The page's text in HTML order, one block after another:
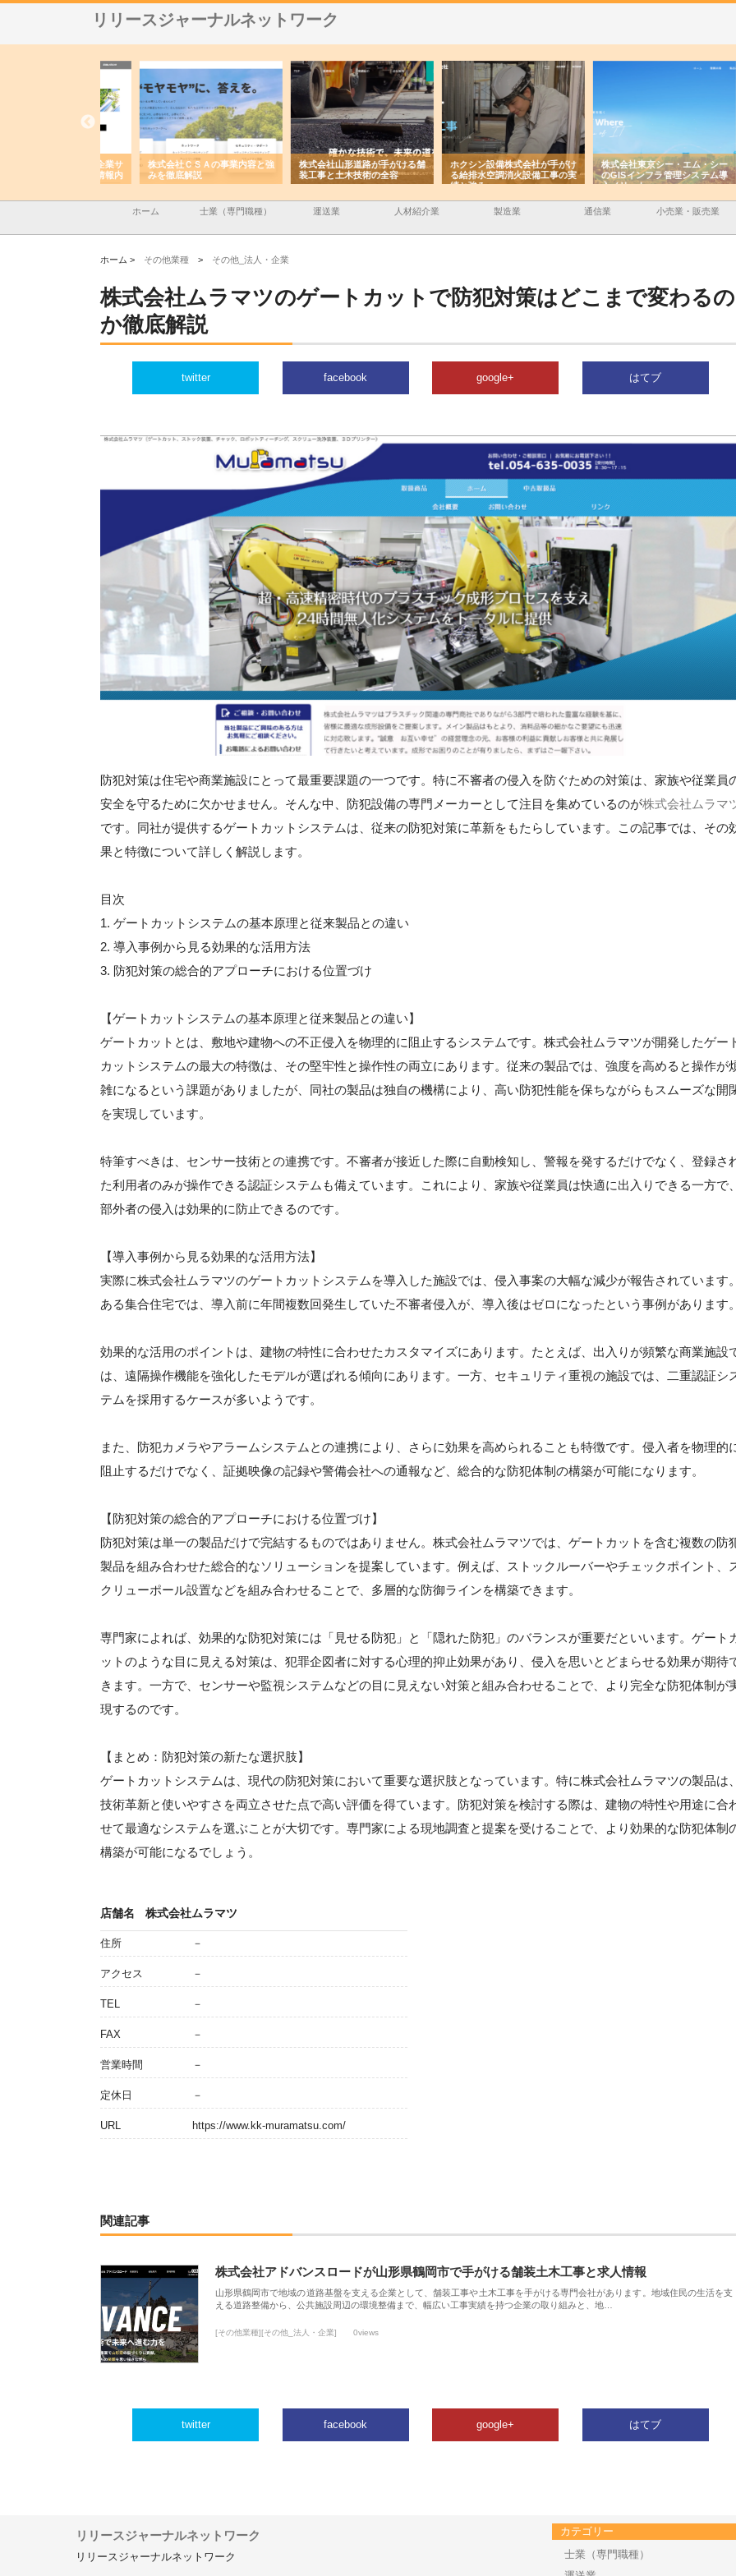
リリースジャーナルネットワーク
株式会社ＣＳＡの事業内容と強
みを徹底解説
株式会社山形道路が手がける舗
装工事と土木技術の全容
ホクシン設備株式会社が手がけ
る給排水空調消火設備工事の実
績と強み
株式会社東京シー・エム・シー
のGISインフラ管理システム導
入メリット
株
か
由
ホーム 士業（専門職種） 運送業 人材紹介業 製造業 通信業 小売業・販売業
ホーム > その他業種 > その他_法人・企業
株式会社ムラマツのゲートカットで防犯対策はどこまで変わるの
か徹底解説
twitter facebook google+ はてブ
防犯対策は住宅や商業施設にとって最重要課題の一つです。特に不審者の侵入を防ぐための対策は、家族や従業員
安全を守るために欠かせません。そんな中、防犯設備の専門メーカーとして注目を集めているのが株式会社ムラマ
です。同社が提供するゲートカットシステムは、従来の防犯対策に革新をもたらしています。この記事では、その
果と特徴について詳しく解説します。
目次
1. ゲートカットシステムの基本原理と従来製品との違い
2. 導入事例から見る効果的な活用方法
3. 防犯対策の総合的アプローチにおける位置づけ
【ゲートカットシステムの基本原理と従来製品との違い】
ゲートカットとは、敷地や建物への不正侵入を物理的に阻止するシステムです。株式会社ムラマツが開発したゲー
カットシステムの最大の特徴は、その堅牢性と操作性の両立にあります。従来の製品では、強度を高めると操作が
雑になるという課題がありましたが、同社の製品は独自の機構により、高い防犯性能を保ちながらもスムーズな開
を実現しています。
特筆すべきは、センサー技術との連携です。不審者が接近した際に自動検知し、警報を発するだけでなく、登録さ
た利用者のみが操作できる認証システムも備えています。これにより、家族や従業員は快適に出入りできる一方で、
部外者の侵入は効果的に防止できるのです。
【導入事例から見る効果的な活用方法】
実際に株式会社ムラマツのゲートカットシステムを導入した施設では、侵入事案の大幅な減少が報告されています。
ある集合住宅では、導入前に年間複数回発生していた不審者侵入が、導入後はゼロになったという事例があります。
効果的な活用のポイントは、建物の特性に合わせたカスタマイズにあります。たとえば、出入りが頻繁な商業施設
は、遠隔操作機能を強化したモデルが選ばれる傾向にあります。一方、セキュリティ重視の施設では、二重認証シ
テムを採用するケースが多いようです。
また、防犯カメラやアラームシステムとの連携により、さらに効果を高められることも特徴です。侵入者を物理的
阻止するだけでなく、証拠映像の記録や警備会社への通報など、総合的な防犯体制の構築が可能になります。
【防犯対策の総合的アプローチにおける位置づけ】
防犯対策は単一の製品だけで完結するものではありません。株式会社ムラマツでは、ゲートカットを含む複数の防
製品を組み合わせた総合的なソリューションを提案しています。例えば、ストックルーバーやチェックポイント、
クリューポール設置などを組み合わせることで、多層的な防御ラインを構築できます。
専門家によれば、効果的な防犯対策には「見せる防犯」と「隠れた防犯」のバランスが重要だといいます。ゲート
ットのような目に見える対策は、犯罪企図者に対する心理的抑止効果があり、侵入を思いとどまらせる効果が期待
きます。一方で、センサーや監視システムなどの目に見えない対策と組み合わせることで、より完全な防犯体制が
現するのです。
【まとめ：防犯対策の新たな選択肢】
ゲートカットシステムは、現代の防犯対策において重要な選択肢となっています。特に株式会社ムラマツの製品は、
技術革新と使いやすさを両立させた点で高い評価を得ています。防犯対策を検討する際は、建物の特性や用途に合
せて最適なシステムを選ぶことが大切です。専門家による現地調査と提案を受けることで、より効果的な防犯体制
構築が可能になるでしょう。
店舗名 株式会社ムラマツ
住所 －
アクセス －
TEL －
FAX －
営業時間 －
定休日 －
URL https://www.kk-muramatsu.com/
関連記事
株式会社アドバンスロードが山形県鶴岡市で手がける舗装土木工事と求人情報
山形県鶴岡市で地域の道路基盤を支える企業として、舗装工事や土木工事を手がける専門会社があります。地域住民の生活を支
える道路整備から、公共施設周辺の環境整備まで、幅広い工事実績を持つ企業の取り組みと、地…
[その他業種][その他_法人・企業] 0views
twitter facebook google+ はてブ
リリースジャーナルネットワーク
リリースジャーナルネットワーク
カテゴリー
士業（専門職種）